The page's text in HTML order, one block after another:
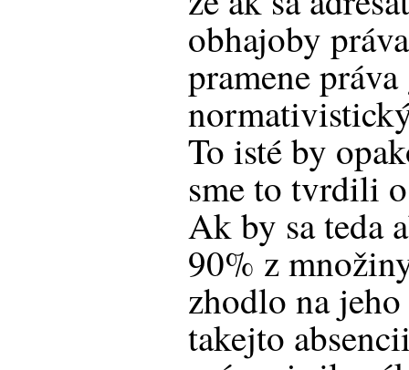
obhajoby
pramene
To isté by
sme to tvrdili
Ak by sa teda
90% z
zhodlo na
takejto